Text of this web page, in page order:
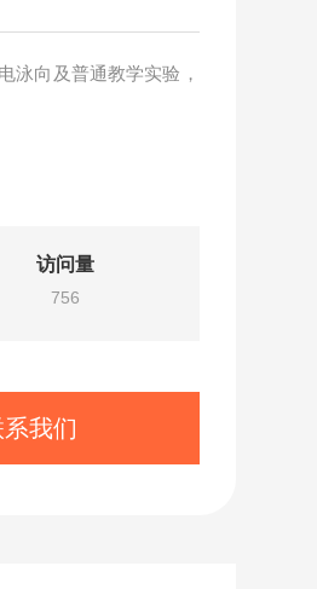
泳向及普通教学实验，
访问量
756
我们